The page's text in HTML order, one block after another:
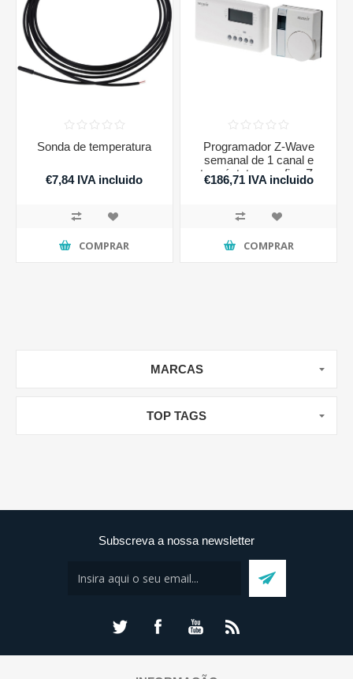
Sonda de temperatura
€7,84 IVA incluido
COMPRAR
Programador Z-Wave
semanal de 1 canal e
termóstato sem fios Z-
Wave.
€186,71 IVA incluido
COMPRAR
MARCAS
TOP TAGS
Subscreva a nossa newsletter